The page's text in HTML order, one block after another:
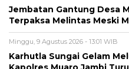
Jembatan Gantung Desa
Terpaksa Melintas Meski
Minggu, 9 Agustus 2026 - 13:01 WIB
Karhutla Sungai Gelam